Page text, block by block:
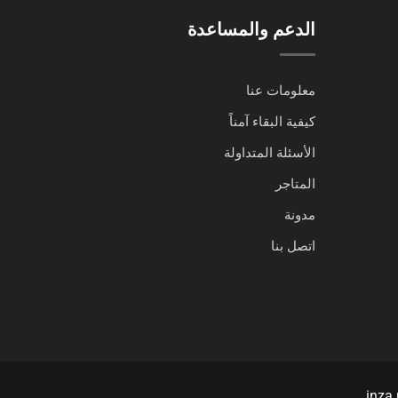
الدعم والمساعدة
معلومات عنا
كيفية البقاء آمناً
الأسئلة المتداولة
المتاجر
مدونة
اتصل بنا